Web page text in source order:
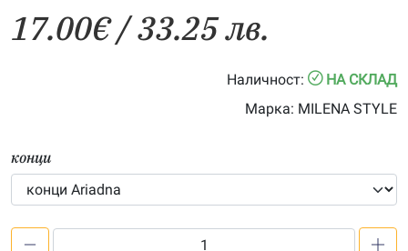
17.00€/ 33.25 лв.
Наличност:
НА СКЛАД
Марка: MILENA STYLE
конци